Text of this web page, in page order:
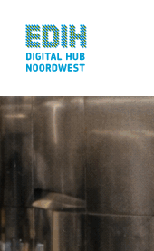
Logo
Digital
Hub
Noordwest